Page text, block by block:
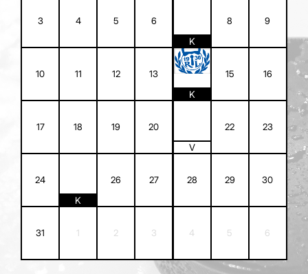
3 4 5 6
K
8 9
10 11 12 13
14
K
15 16
17 18 19 20
V
22 23
24
K
26 27 28 29 30
31 1 2 3 4 5 6